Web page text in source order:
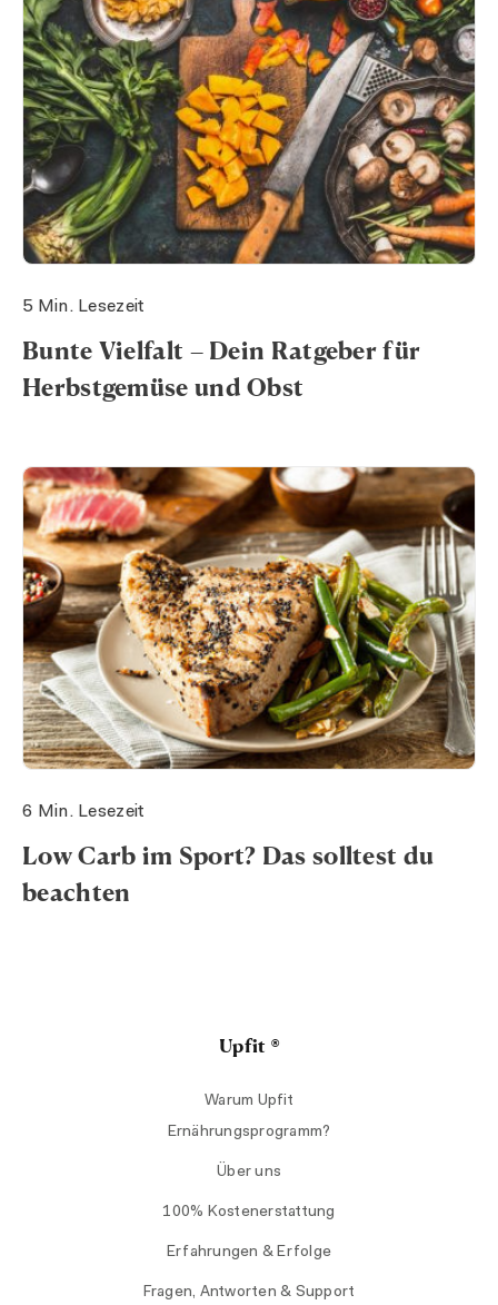
Bunte Vielfalt – Dein Ratgeber für
Herbstgemüse und Obst
5 Min. Lesezeit
Low Carb im Sport? Das solltest du
beachten
6 Min. Lesezeit
Upfit ®
Warum Upfit
Ernährungsprogramm?
Über uns
100% Kostenerstattung
Erfahrungen & Erfolge
Fragen, Antworten & Support